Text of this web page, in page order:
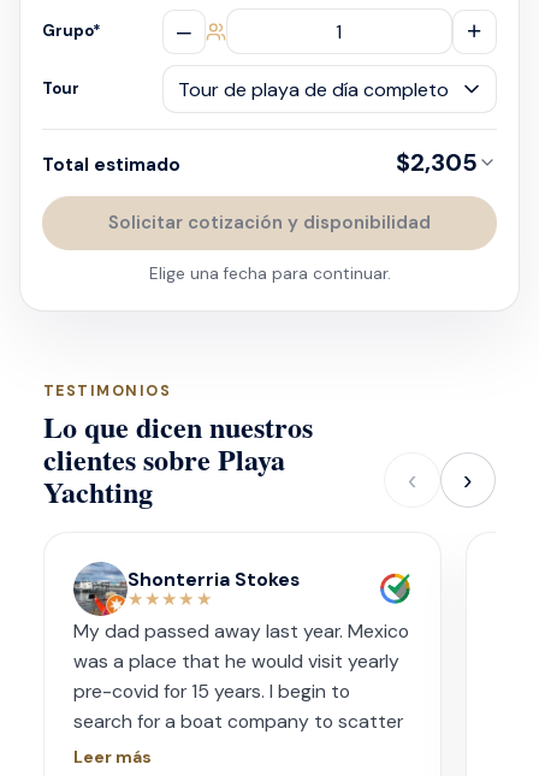
Grupo* – +
Tour
Total estimado $2,305
Solicitar cotización y disponibilidad
Elige una fecha para continuar.
TESTIMONIOS
Lo que dicen nuestros
clientes sobre Playa
Yachting ‹ ›
Shonterria Stokes
★★★★★
My dad passed away last year. Mexico
was a place that he would visit yearly
pre-covid for 15 years. I begin to
search for a boat company to scatter
his ashes in his favorite place one year
Leer más